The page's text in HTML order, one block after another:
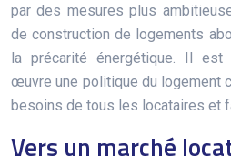
par des mesures plus
de construction de logements
la précarité énergétique. Il
œuvre une politique du logement
besoins de tous les locataires et
Vers un marché